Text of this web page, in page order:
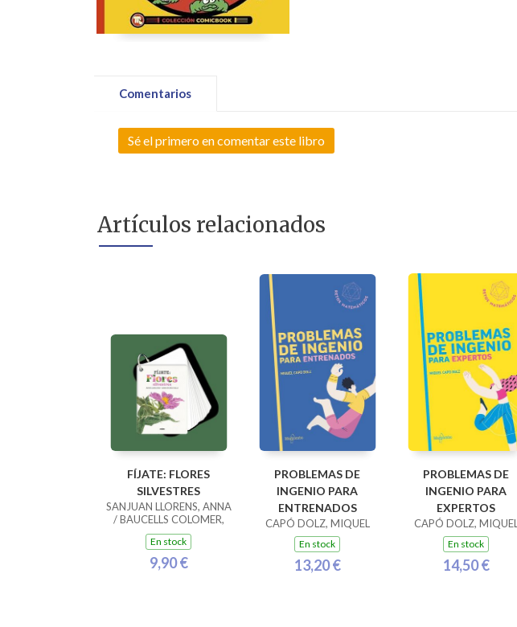
Comentarios
Sé el primero en comentar este libro
Artículos relacionados
FÍJATE: FLORES
SILVESTRES
SANJUAN LLORENS, ANNA
/ BAUCELLS COLOMER,
RAMON
En stock
9,90 €
PROBLEMAS DE
INGENIO PARA
ENTRENADOS
CAPÓ DOLZ, MIQUEL
En stock
13,20 €
PROBLEMAS DE
INGENIO PARA
EXPERTOS
CAPÓ DOLZ,
En stock
14,50 €